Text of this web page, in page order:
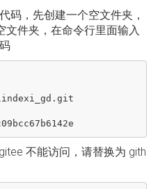
码，先创建一个空文件夹，
文件夹，在命令行里面输入
不能访问，请替换为 gith